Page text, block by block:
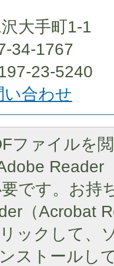
大手町1-1
34-1767
23-5240
い合わせ
ファイルを
Adobe Reader
です。お持
（Acrobat
ックして、
ストールし